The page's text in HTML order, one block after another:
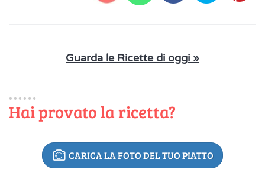
Guarda le Ricette di oggi »
Hai provato la ricetta?
CARICA LA FOTO DEL TUO PIATTO